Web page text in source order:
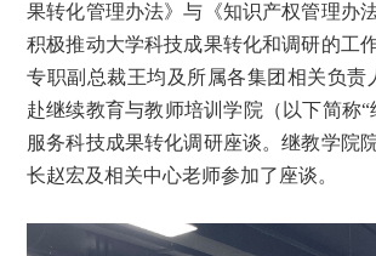
果转化管理办法》与《知识产权管理办
积极推动大学科技成果转化和调研的工
专职副总裁王均及所属各集团相关负责
赴继续教育与教师培训学院（以下简称“
服务科技成果转化调研座谈。继教学院
长赵宏及相关中心老师参加了座谈。